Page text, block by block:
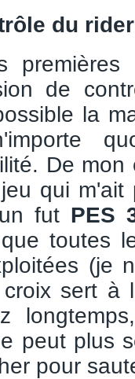
du rider
de
la
De
qui m'ait
fut PES
toutes
(je
sert à
peut plus
pour